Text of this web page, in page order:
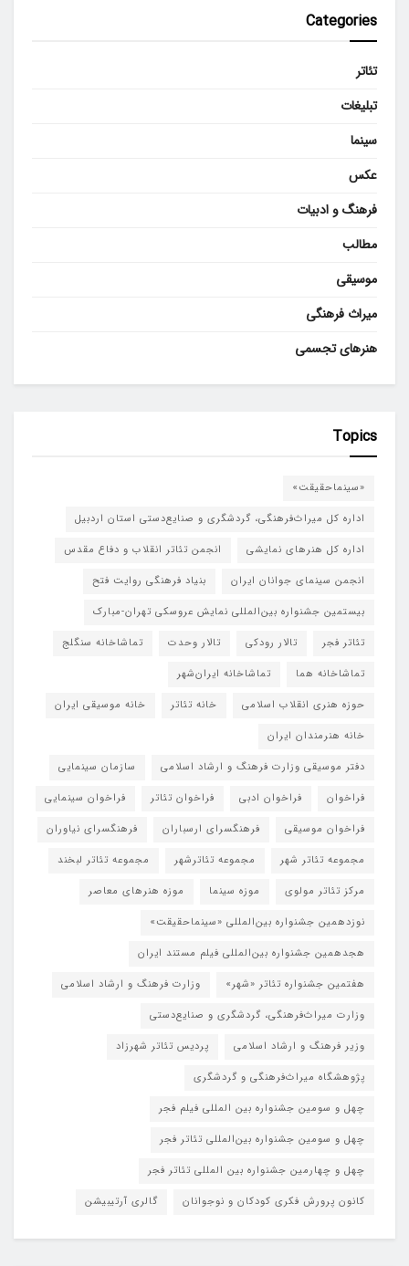
Categories
تئاتر
تبلیغات
سینما
عکس
فرهنگ و ادبیات
مطالب
موسیقی
میراث فرهنگی
هنرهای تجسمی
Topics
«سینماحقیقت»
اداره کل میراث‌فرهنگی، گردشگری و صنایع‌دستی استان اردبیل
اداره کل هنرهای نمایشی
انجمن تئاتر انقلاب و دفاع مقدس
انجمن سینمای جوانان ایران
بنیاد فرهنگی روایت فتح
بیستمین جشنواره بین‌المللی نمایش عروسکی تهران-مبارک
تئاتر فجر
تالار رودکی تالار وحدت
تماشاخانه سنگلج
تماشاخانه هما
تماشاخانه‌ ایران‌شهر
حوزه هنری انقلاب اسلامی
خانه تئاتر
خانه موسیقی ایران
خانه هنرمندان ایران
دفتر موسیقی وزارت فرهنگ و ارشاد اسلامی
سازمان سینمایی
فراخوان
فراخوان ادبی فراخوان تئاتر
فراخوان سینمایی
فراخوان موسیقی
فرهنگسرای ارسباران
فرهنگسرای نیاوران
مجموعه تئاتر شهر
مجموعه تئاترشهر
مجموعه تئاتر لبخند
مرکز تئاتر مولوی
موزه سینما
موزه هنرهای معاصر
نوزدهمین جشنواره بین‌المللی «سینماحقیقت»
هجدهمین جشنواره بین‌المللی فیلم مستند ایران
هفتمین جشنواره تئاتر «شهر»
وزارت فرهنگ و ارشاد اسلامی
وزارت میراث‌فرهنگی، گردشگری و صنایع‌دستی
وزیر فرهنگ و ارشاد اسلامی
پردیس تئاتر شهرزاد
پژوهشگاه میراث‌فرهنگی و گردشگری
چهل و سومین جشنواره بین المللی فیلم فجر
چهل و سومین جشنواره بین‌المللی تئاتر فجر
چهل و چهارمین جشنواره بین المللی تئاتر فجر
کانون پرورش فکری کودکان و نوجوانان
گالری آرتیبیشن